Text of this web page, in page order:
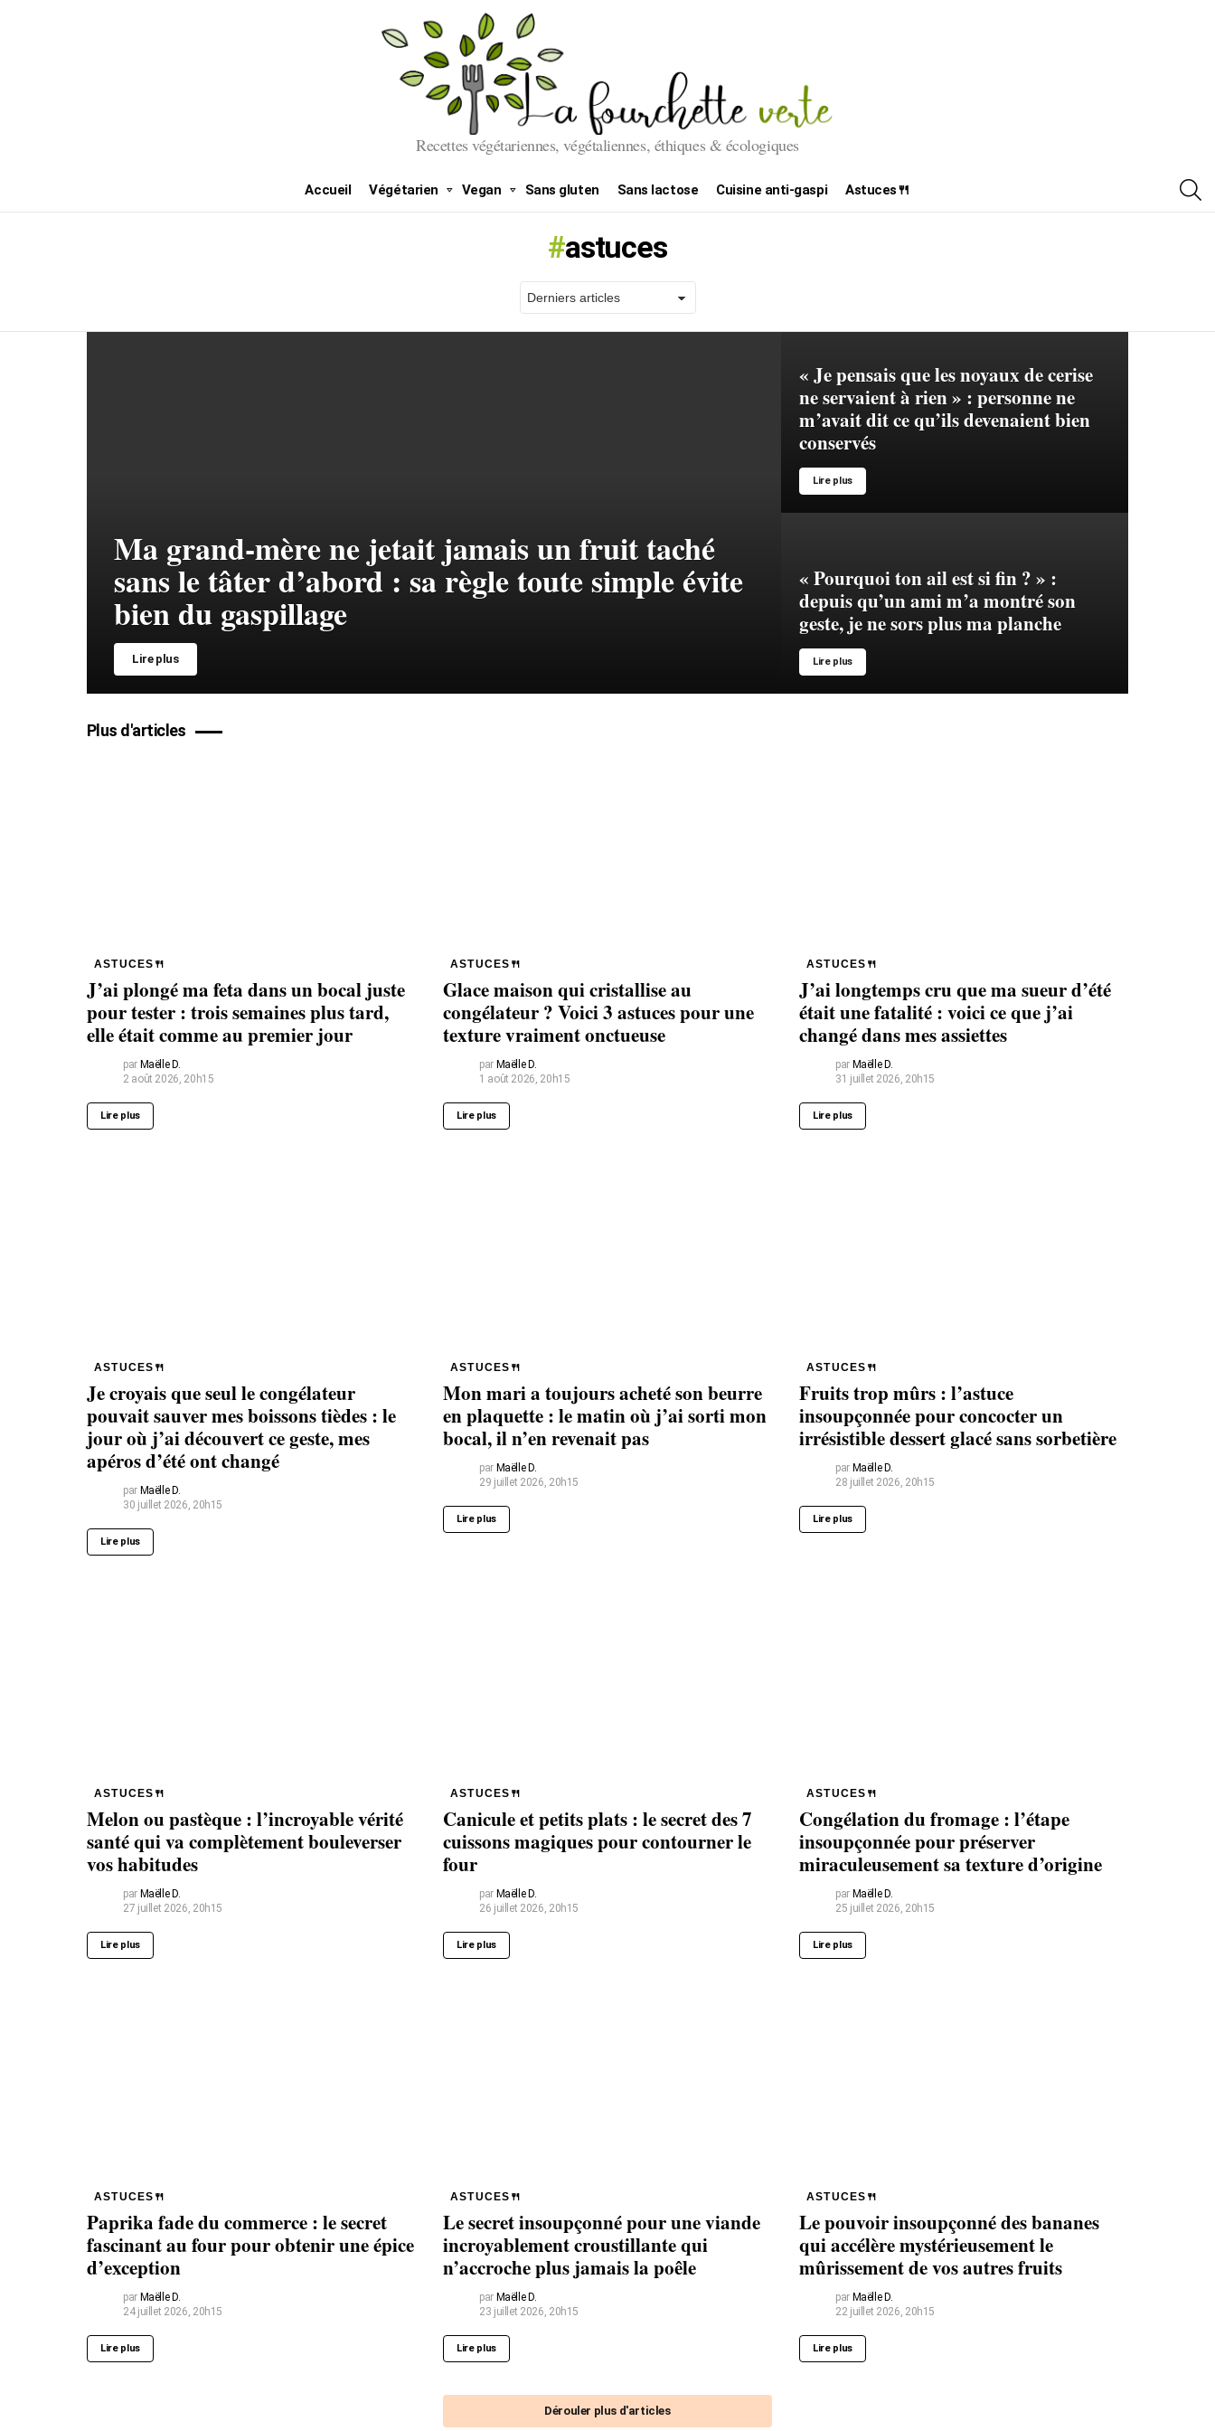
Recettes végétariennes, végétaliennes, éthiques & écologiques
Accueil Végétarien Vegan Sans gluten Sans lactose Cuisine anti-gaspi Astuces🍴
astuces
Ma grand-mère ne jetait jamais un fruit taché
sans le tâter d’abord : sa règle toute simple évite
bien du gaspillage
Lire plus
« Je pensais que les noyaux de cerise
ne servaient à rien » : personne ne
m’avait dit ce qu’ils devenaient bien
conservés
Lire plus
« Pourquoi ton ail est si fin ? » :
depuis qu’un ami m’a montré son
geste, je ne sors plus ma planche
Lire plus
Plus d'articles
ASTUCES🍴
J’ai plongé ma feta dans un bocal juste
pour tester : trois semaines plus tard,
elle était comme au premier jour
par Maëlle D.
2 août 2026, 20h15
Lire plus
ASTUCES🍴
Glace maison qui cristallise au
congélateur ? Voici 3 astuces pour une
texture vraiment onctueuse
par Maëlle D.
1 août 2026, 20h15
Lire plus
ASTUCES🍴
J’ai longtemps cru que ma sueur d’été
était une fatalité : voici ce que j’ai
changé dans mes assiettes
par Maëlle D.
31 juillet 2026, 20h15
Lire plus
ASTUCES🍴
Je croyais que seul le congélateur
pouvait sauver mes boissons tièdes : le
jour où j’ai découvert ce geste, mes
apéros d’été ont changé
par Maëlle D.
30 juillet 2026, 20h15
Lire plus
ASTUCES🍴
Mon mari a toujours acheté son beurre
en plaquette : le matin où j’ai sorti mon
bocal, il n’en revenait pas
par Maëlle D.
29 juillet 2026, 20h15
Lire plus
ASTUCES🍴
Fruits trop mûrs : l’astuce
insoupçonnée pour concocter un
irrésistible dessert glacé sans sorbetière
par Maëlle D.
28 juillet 2026, 20h15
Lire plus
ASTUCES🍴
Melon ou pastèque : l’incroyable vérité
santé qui va complètement bouleverser
vos habitudes
par Maëlle D.
27 juillet 2026, 20h15
Lire plus
ASTUCES🍴
Canicule et petits plats : le secret des 7
cuissons magiques pour contourner le
four
par Maëlle D.
26 juillet 2026, 20h15
Lire plus
ASTUCES🍴
Congélation du fromage : l’étape
insoupçonnée pour préserver
miraculeusement sa texture d’origine
par Maëlle D.
25 juillet 2026, 20h15
Lire plus
ASTUCES🍴
Paprika fade du commerce : le secret
fascinant au four pour obtenir une épice
d’exception
par Maëlle D.
24 juillet 2026, 20h15
Lire plus
ASTUCES🍴
Le secret insoupçonné pour une viande
incroyablement croustillante qui
n’accroche plus jamais la poêle
par Maëlle D.
23 juillet 2026, 20h15
Lire plus
ASTUCES🍴
Le pouvoir insoupçonné des bananes
qui accélère mystérieusement le
mûrissement de vos autres fruits
par Maëlle D.
22 juillet 2026, 20h15
Lire plus
Dérouler plus d'articles